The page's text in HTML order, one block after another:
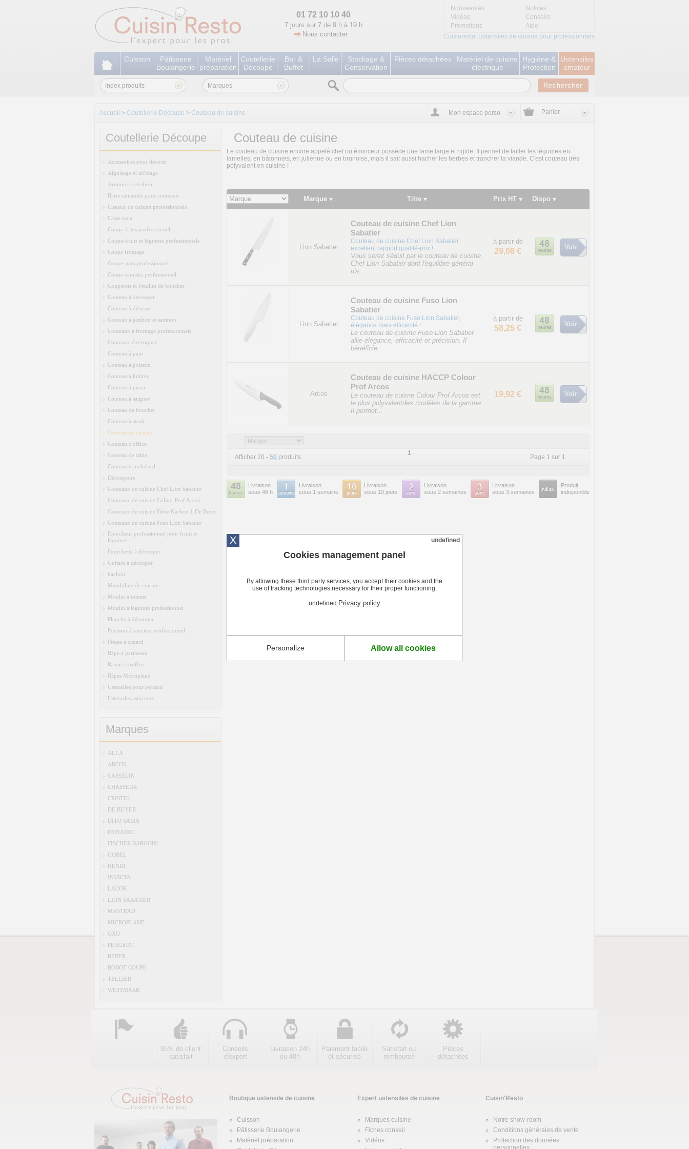
01 72 10 10 40
7 jours sur 7 de 9 h à 19 h
Nous contacter
Nouveautés
Notices
Vidéos
Conseils
Promotions
Aide
Cuisinresto: Ustensiles de cuisine pour professionnels
Cuisson
Pâtisserie
Boulangerie
Matériel
préparation
Coutellerie
Découpe
Bar &
Buffet
La Salle
Stockage &
Conservation
Pièces détachées
Matériel de cuisine
électrique
Hygiène &
Protection
Ustensiles
amateur
Marques
Index produits
Accueil > Coutellerie Découpe > Couteau de cuisine Mon espace perso Panier
Coutellerie Découpe
Accessoires pour décorer
Aiguisage et affûtage
Armoire à stériliser
Barre aimantée pour couteaux
Ciseaux de cuisine professionnels
Casse noix
Coupe-frites professionnel
Coupe-fruits et légumes professionnels
Coupe fromage
Coupe-pain professionnel
Coupe-tomates professionnel
Couperets et Feuilles de boucher
Couteau à découper
Couteau à désosser
Couteau à jambon et saumon
Couteaux à fromage professionnels
Couteaux électriques
Couteau à pain
Couteau à poisson
Couteau à huîtres
Couteau à pizza
Couteau à saigner
Couteau de boucher
Couteau à steak
Couteau de cuisine
Couteau d'office
Couteau de table
Couteau tranchelard
Découpoirs
Couteaux de cuisine Chef Lion Sabatier
Couteaux de cuisine Colour Prof Arcos
Couteaux de cuisine Fibre Karbon 1 De Buyer
Couteaux de cuisine Fuso Lion Sabatier
Eplucheur professionnel pour fruits et
légumes
Fourchette à découper
Guitare à découper
hachoir
Mandoline de cuisine
Moulin à tomate
Moulin à légumes professionnel
Planche à découper
Poussoir à saucisse professionnel
Presse à canard
Râpe à parmesan
Rasoir à truffes
Râpes Microplane
Ustensiles pour poisson
Ustensiles astucieux
Marques
ALLA
ARCOS
CASSELIN
CHASSEUR
CRISTEL
DE BUYER
DITO SAMA
DYNAMIC
FISCHER BARGOIN
GOBEL
HENDI
INVICTA
LACOR
LION SABATIER
MASTRAD
MICROPLANE
OXO
PEUGEOT
REBER
ROBOT COUPE
TELLIER
WESTMARK
Couteau de cuisine
Le couteau de cuisine encore appelé chef ou éminceur possède une lame large et rigide. Il permet de tailler les légumes en
lamelles, en bâtonnets, en julienne ou en brunoise, mais il sait aussi hacher les herbes et trancher la viande. C'est couteau très
polyvalent en cuisine !
Marque Titre Prix HT Dispo
Lion Sabatier
Couteau de cuisine Chef Lion
Sabatier
Couteau de cuisine Chef Lion Sabatier,
excellent rapport qualité-prix !
Vous serez séduit par le couteau de cuisine
Chef Lion Sabatier dont l'équilibre général
n'a...
à partir de
29,08 € Voir
Lion Sabatier
Couteau de cuisine Fuso Lion
Sabatier
Couteau de cuisine Fuso Lion Sabatier,
élégance mais efficacité !
Le couteau de cuisine Fuso Lion Sabatier
allie élégance, efficacité et précision. Il
bénéficie...
à partir de
58,25 € Voir
Arcos
Couteau de cuisine HACCP Colour
Prof Arcos
Le couteau de cuisne Colour Prof Arcos est
le plus polyvalentdes modèles de la gamme.
Il permet...
19,92 € Voir
Afficher 20 - 50 produits
1
Page 1 sur 1
Livraison
sous 48 h
Livraison
sous 1 semaine
Livraison
sous 10 jours
Livraison
sous 2 semaines
Livraison
sous 3 semaines
Produit
indisponible
95% de client
satisfait
Conseils
d'expert
Livraison 24h
ou 48h
Paiement facile
et sécurisé
Satisfait ou
remboursé
Pièces
détachées
Boutique ustensile de cuisine
Cuisson
Pâtisserie Boulangerie
Matériel préparation
Expert ustensiles de cuisine
Marques cuisine
Fiches conseil
Vidéos
Cuisin'Resto
Notre show-room
Conditions générales de vente
Protection des données
personnelles
X undefined
Cookies management panel
By allowing these third party services, you accept their cookies and the
use of tracking technologies necessary for their proper functioning.
undefined Privacy policy
Personalize Allow all cookies